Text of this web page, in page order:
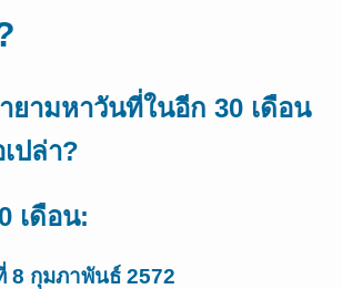
ามหาวันที่ในอีก 30 เดือน
ปล่า?
เดือน:
8 กุมภาพันธ์ 2572